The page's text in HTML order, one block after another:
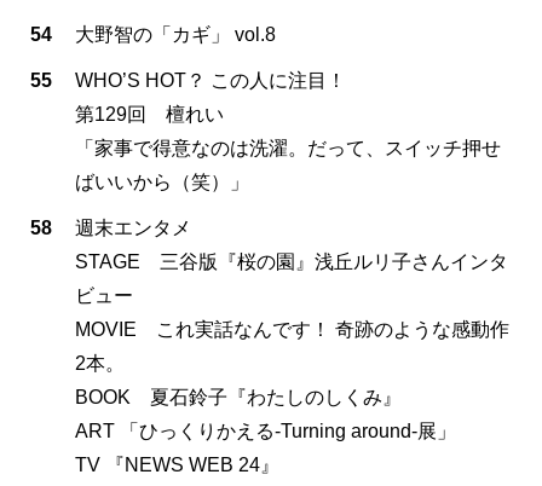
54 大野智の「カギ」 vol.8
55
WHO’S HOT？ この人に注目！
第129回 檀れい
「家事で得意なのは洗濯。だって、スイッチ押せ
ばいいから（笑）」
58
週末エンタメ
STAGE 三谷版『桜の園』浅丘ルリ子さんインタ
ビュー
MOVIE これ実話なんです！ 奇跡のような感動作
2本。
BOOK 夏石鈴子『わたしのしくみ』
ART 「ひっくりかえる-Turning around-展」
TV 『NEWS WEB 24』